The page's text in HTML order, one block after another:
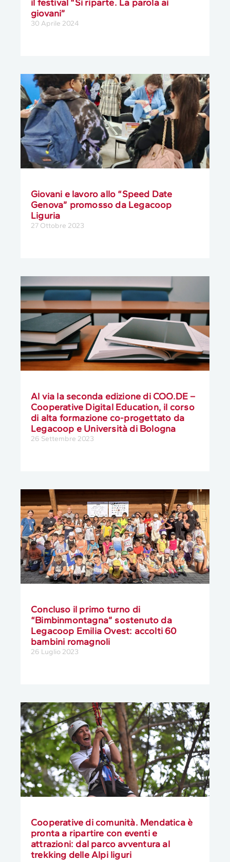
il festival “Si riparte. La parola ai
giovani”
30 Aprile 2024
Giovani e lavoro allo “Speed Date
Genova” promosso da Legacoop
Liguria
27 Ottobre 2023
Al via la seconda edizione di COO.DE –
Cooperative Digital Education, il corso
di alta formazione co-progettato da
Legacoop e Università di Bologna
26 Settembre 2023
Concluso il primo turno di
“Bimbinmontagna” sostenuto da
Legacoop Emilia Ovest: accolti 60
bambini romagnoli
26 Luglio 2023
Cooperative di comunità. Mendatica è
pronta a ripartire con eventi e
attrazioni: dal parco avventura al
trekking delle Alpi liguri